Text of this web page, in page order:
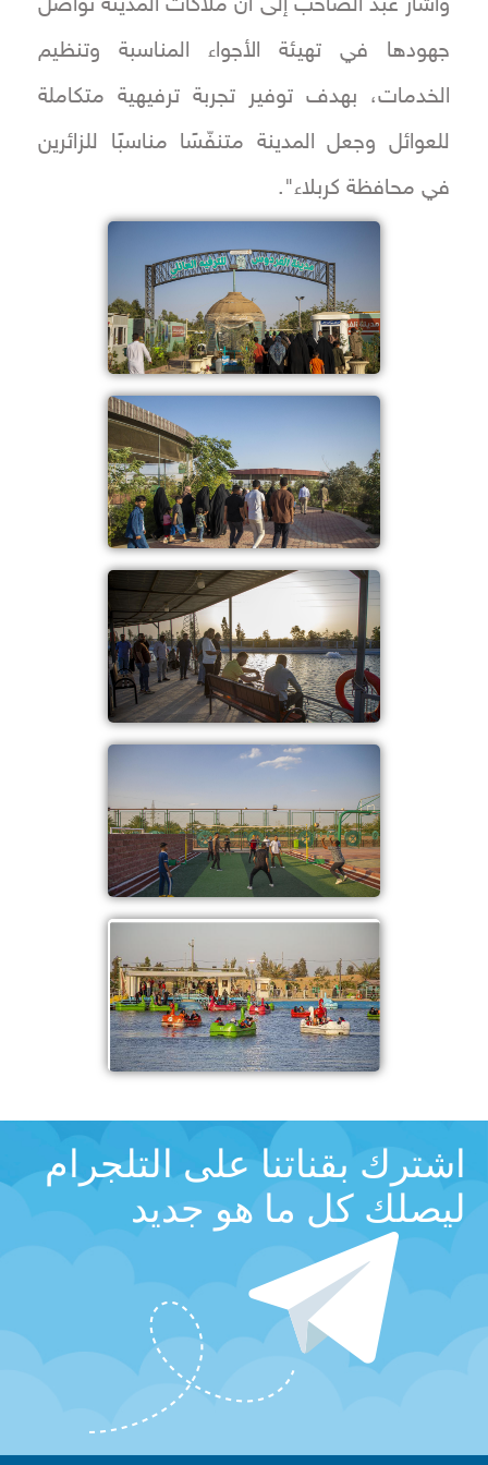
وأشار عبد الصاحب إلى أن ملاكات المدينة تواصل
جهودها في تهيئة الأجواء المناسبة وتنظيم
الخدمات، بهدف توفير تجربة ترفيهية متكاملة
للعوائل وجعل المدينة متنفّسًا مناسبًا للزائرين
في محافظة كربلاء".
اشترك بقناتنا على التلجرام
ليصلك كل ما هو جديد